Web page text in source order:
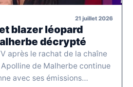
21 juillet 2026
blazer léopard
décrypté
après le rachat de la chaîne
de Malherbe continue
avec ses émissions…